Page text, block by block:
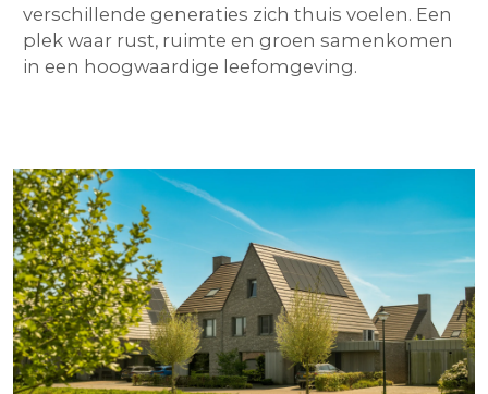
verschillende generaties zich thuis voelen. Een
plek waar rust, ruimte en groen samenkomen
in een hoogwaardige leefomgeving.